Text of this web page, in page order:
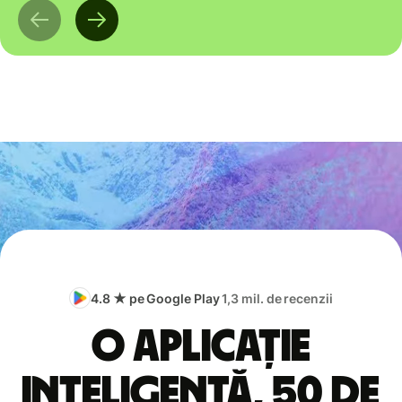
4.8 ★ pe Google Play1,3 mil. de recenzii
O aplicație